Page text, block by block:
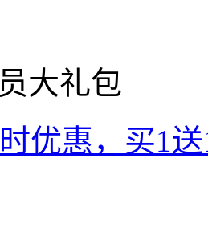
大礼包
优惠，买1